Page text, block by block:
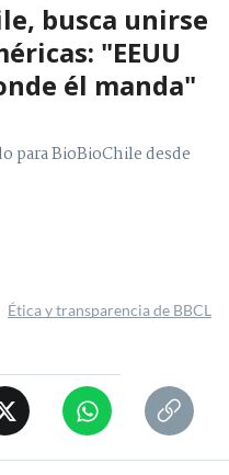
busca unirse
"EEUU
él manda"
para BioBioChile desde
Ética y transparencia de BBCL